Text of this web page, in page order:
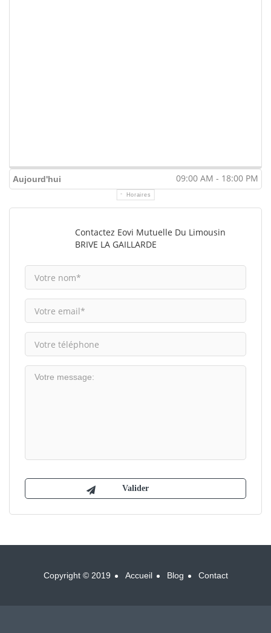
Aujourd'hui 09:00 AM - 18:00 PM
Horaires
Contactez Eovi Mutuelle Du Limousin
BRIVE LA GAILLARDE
Copyright © 2019 Accueil Blog Contact